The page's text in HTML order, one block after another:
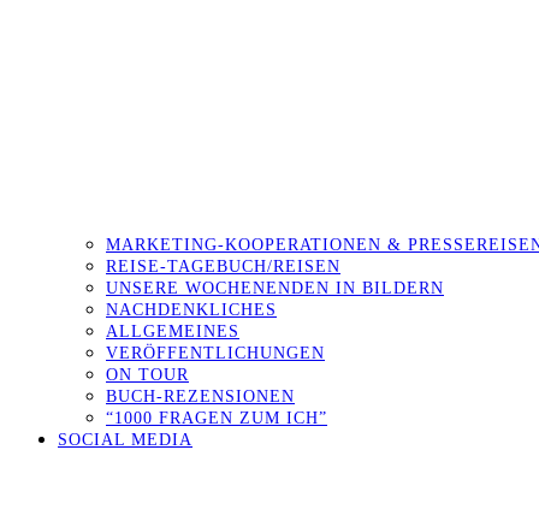
MARKETING-KOOPERATIONEN &
REISE-TAGEBUCH/REISEN
UNSERE WOCHENENDEN IN BILDERN
NACHDENKLICHES
ALLGEMEINES
VERÖFFENTLICHUNGEN
ON TOUR
BUCH-REZENSIONEN
“1000 FRAGEN ZUM ICH”
SOCIAL MEDIA